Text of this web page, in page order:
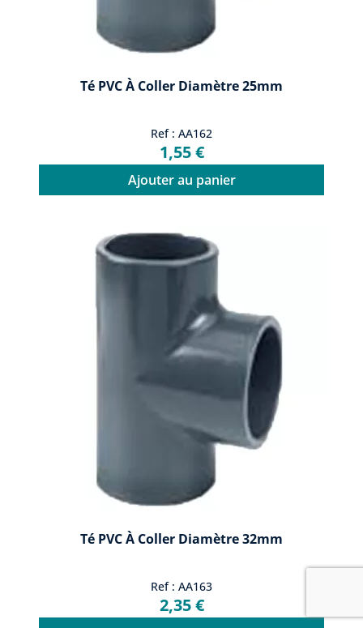
Té PVC À Coller Diamètre 25mm
Ref : AA162
1,55 €
Ajouter au panier
Té PVC À Coller Diamètre 32mm
Ref : AA163
2,35 €